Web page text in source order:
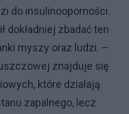
do insulinooporności.
dokładniej zbadać ten
myszy oraz ludzi. –
znajduje się
które działają
zapalnego, lecz